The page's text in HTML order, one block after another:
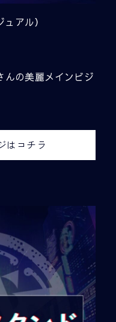
アル）
んの美麗メインビジ
はコチラ